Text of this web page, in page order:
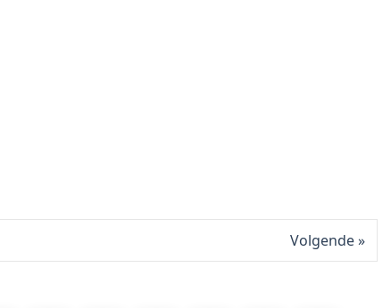
Volgende